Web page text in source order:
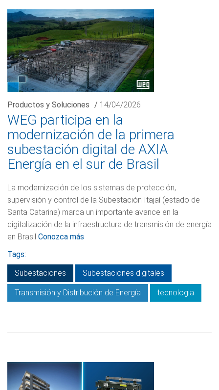
Productos y Soluciones / 14/04/2026
WEG participa en la
modernización de la primera
subestación digital de AXIA
Energía en el sur de Brasil
La modernización de los sistemas de protección,
supervisión y control de la Subestación Itajaí (estado de
Santa Catarina) marca un importante avance en la
digitalización de la infraestructura de transmisión de energía
en Brasil Conozca más
Tags:
Subestaciones
Subestaciones digitales
Transmisión y Distribución de Energía tecnologia